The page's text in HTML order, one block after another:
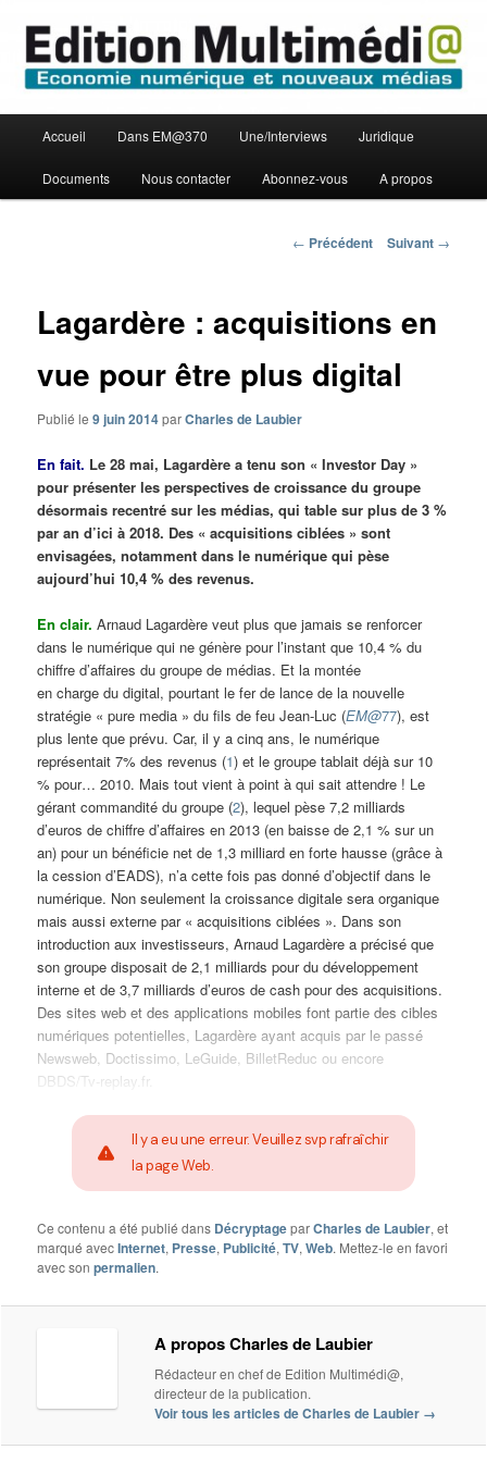
contenu
principalEdition Multimédi@
principal
Accueil Dans EM@370 Une/Interviews Juridique
Documents Nous contacter Abonnez-vous A propos
Navigation
← Précédent Suivant →
Lagardère : acquisitions en
vue pour être plus digital
Publié le9 juin 2014parCharles de Laubier
En fait. Le 28 mai, Lagardère a tenu son « Investor Day »
pour présenter les perspectives de croissance du groupe
désormais recentré sur les médias, qui table sur plus de 3 %
par an d’ici à 2018. Des « acquisitions ciblées » sont
envisagées, notamment dans le numérique qui pèse
aujourd’hui 10,4 % des revenus.
En clair. Arnaud Lagardère veut plus que jamais se renforcer
dans le numérique qui ne génère pour l’instant que 10,4 % du
chiffre d’affaires du groupe de médias. Et la montée
en charge du digital, pourtant le fer de lance de la nouvelle
stratégie « pure media » du fils de feu Jean-Luc (EM@77), est
plus lente que prévu. Car, il y a cinq ans, le numérique
représentait 7% des revenus (1) et le groupe tablait déjà sur 10
% pour… 2010. Mais tout vient à point à qui sait attendre ! Le
gérant commandité du groupe (2), lequel pèse 7,2 milliards
d’euros de chiffre d’affaires en 2013 (en baisse de 2,1 % sur un
an) pour un bénéficie net de 1,3 milliard en forte hausse (grâce à
la cession d’EADS), n’a cette fois pas donné d’objectif dans le
numérique. Non seulement la croissance digitale sera organique
mais aussi externe par « acquisitions ciblées ». Dans son
introduction aux investisseurs, Arnaud Lagardère a précisé que
son groupe disposait de 2,1 milliards pour du développement
interne et de 3,7 milliards d’euros de cash pour des acquisitions.
Des sites web et des applications mobiles font partie des cibles
numériques potentielles, Lagardère ayant acquis par le passé
Newsweb, Doctissimo, LeGuide, BilletReduc ou encore
DBDS/Tv-replay.fr.
Il y a eu une erreur. Veuillez svp rafraîchir
la page Web.
Ce contenu a été publié dans DécryptageparCharles de Laubier, et
marqué avecInternet, Presse, Publicité,TV,Web. Mettez-le en favori
avec sonpermalien.
A propos Charles de Laubier
Rédacteur en chef de Edition Multimédi@,
directeur de la publication.
Voir tous les articles de Charles de Laubier →